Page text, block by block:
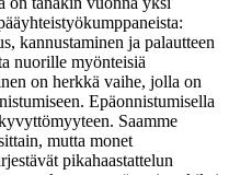
kannustaminen ja palautteen
nuorille myönteisiä
on herkkä vaihe, jolla on
Epäonnistumisella
Saamme
mutta monet
pikahaastattelun